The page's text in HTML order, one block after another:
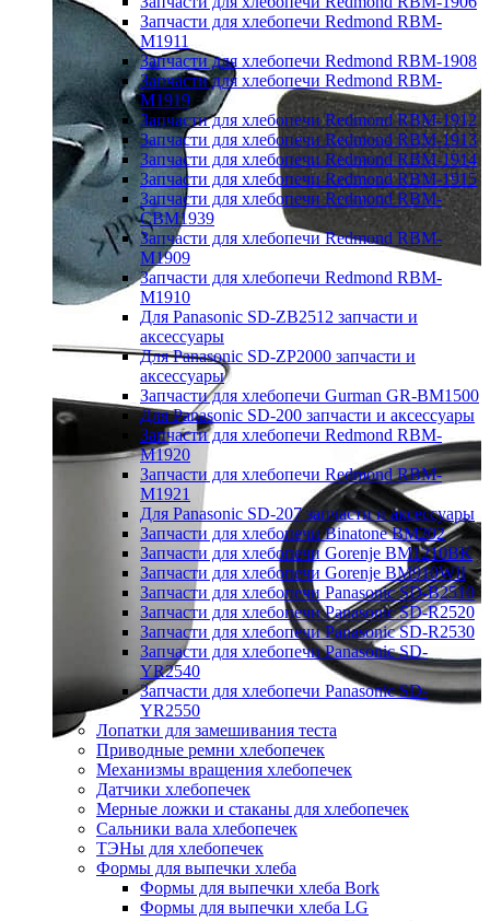
Запчасти для хлебопечи Redmond RBM-
M1911
Запчасти для хлебопечи Redmond RBM-1908
Запчасти для хлебопечи Redmond RBM-
M1919
Запчасти для хлебопечи Redmond RBM-1912
Запчасти для хлебопечи Redmond RBM-1913
Запчасти для хлебопечи Redmond RBM-1914
Запчасти для хлебопечи Redmond RBM-1915
Запчасти для хлебопечи Redmond RBM-
CBM1939
Запчасти для хлебопечи Redmond RBM-
M1909
Запчасти для хлебопечи Redmond RBM-
M1910
Для Panasonic SD-ZB2512 запчасти и
аксессуары
Для Panasonic SD-ZP2000 запчасти и
аксессуары
Запчасти для хлебопечи Gurman GR-BM1500
Для Panasonic SD-200 запчасти и аксессуары
Запчасти для хлебопечи Redmond RBM-
M1920
Запчасти для хлебопечи Redmond RBM-
M1921
Для Panasonic SD-207 запчасти и аксессуары
Запчасти для хлебопечи Binatone BM202
Запчасти для хлебопечи Gorenje BM1210BK
Запчасти для хлебопечи Gorenje BM910WII
Запчасти для хлебопечи Panasonic SD-B2510
Запчасти для хлебопечи Panasonic SD-R2520
Запчасти для хлебопечи Panasonic SD-R2530
Запчасти для хлебопечи Panasonic SD-
YR2540
Запчасти для хлебопечи Panasonic SD-
YR2550
Лопатки для замешивания теста
Приводные ремни хлебопечек
Механизмы вращения хлебопечек
Датчики хлебопечек
Мерные ложки и стаканы для хлебопечек
Сальники вала хлебопечек
ТЭНы для хлебопечек
Формы для выпечки хлеба
Формы для выпечки хлеба Bork
Формы для выпечки хлеба LG